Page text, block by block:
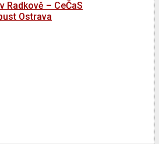
Radkově – CeČaS
Ostrava